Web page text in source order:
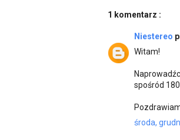
1 komentarz :
Niestereo
Witam!
spośród
środa,